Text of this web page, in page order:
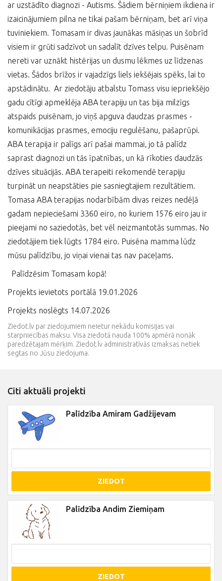
ar uzstādīto diagnozi - Autisms. Šādiem bērniņiem ikdiena ir
izaicinājumiem pilna ne tikai pašam bērniņam, bet arī viņa
tuviniekiem. Tomasam ir divas jaunākas māsiņas un šobrīd
visiem ir grūti sadzīvot un sadalīt dzīves telpu. Puisēnam
nereti var uznākt histērijas un dusmu lēkmes uz līdzenas
vietas. Šādos brīžos ir vajadzīgs liels iekšējais spēks, lai to
apstādinātu. Ar ziedotāju atbalstu Tomass visu iepriekšējo
gadu cītīgi apmeklēja ABA terapiju un tas bija milzīgs
atspaids puisēnam, jo viņš apguva daudzas prasmes -
komunikācijas prasmes, emociju regulēšanu, pašaprūpi.
ABA terapija ir palīgs arī pašai mammai, jo tā palīdz
saprast diagnozi un tās īpatnības, un kā rīkoties daudzās
dzīves situācijās. ABA terapeiti rekomendē terapiju
turpināt un neapstāties pie sasniegtajiem rezultātiem.
Tomasa ABA terapijas nodarbībām divas reizes nedēļā
gadam nepieciešami 3360 eiro, no kuriem 1576 eiro jau ir
pieejami no saziedotās, bet vēl neizmantotās summas. No
ziedotājiem tiek lūgts 1784 eiro. Puisēna mamma lūdz
mūsu palīdzību, jo viņai vienai tas nav paceļams.
Palīdzēsim Tomasam kopā!
Projekts ievietots portālā 19.01.2026
Projekts noslēgts 14.07.2026
Ziedot.lv par ziedojumiem neietur nekādu komisijas vai
starpniecības maksu. Visa ziedotā nauda 100% apmērā nonāk
paredzētajam mērķim. Ziedot.lv administratīvās izmaksas netiek
segtas no Jūsu ziedojuma.
Citi aktuāli projekti
Palīdzība Amiram Gadžijevam
ZIEDOT
Palīdzība Andim Ziemiņam
ZIEDOT